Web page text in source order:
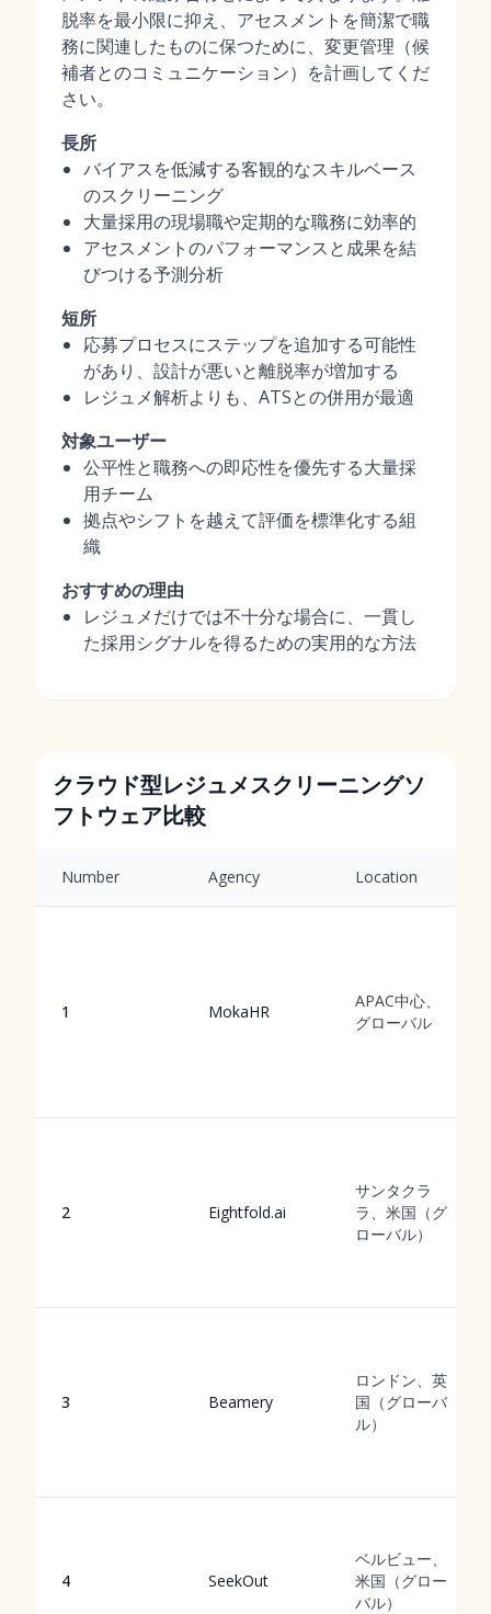
脱率を最小限に抑え、アセスメントを簡潔で職
務に関連したものに保つために、変更管理（候
補者とのコミュニケーション）を計画してくだ
さい。
長所
バイアスを低減する客観的なスキルベース
のスクリーニング
大量採用の現場職や定期的な職務に効率的
アセスメントのパフォーマンスと成果を結
びつける予測分析
短所
応募プロセスにステップを追加する可能性
があり、設計が悪いと離脱率が増加する
レジュメ解析よりも、ATSとの併用が最適
対象ユーザー
公平性と職務への即応性を優先する大量採
用チーム
拠点やシフトを越えて評価を標準化する組
織
おすすめの理由
レジュメだけでは不十分な場合に、一貫し
た採用シグナルを得るための実用的な方法
クラウド型レジュメスクリーニングソ
フトウェア比較
Number Agency Location
1 MokaHR
APAC中心、
グローバル
2 Eightfold.ai
サンタクラ
ラ、米国（グ
ローバル）
3 Beamery
ロンドン、英
国（グローバ
ル）
4 SeekOut
ベルビュー、
米国（グロー
バル）